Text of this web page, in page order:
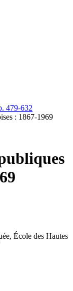
479-632
: 1867-1969
École des Hautes